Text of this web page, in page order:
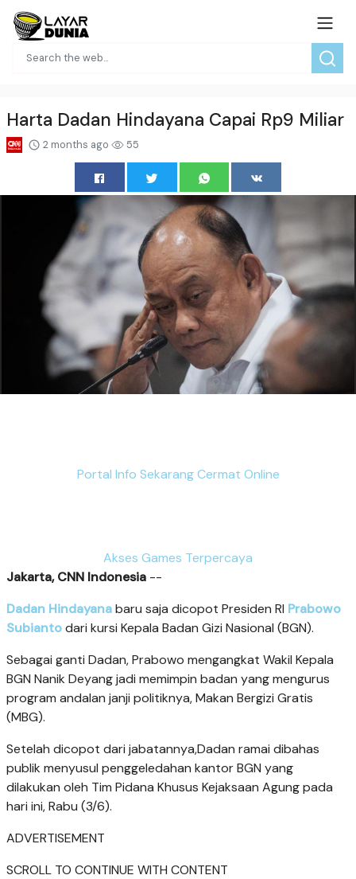
Harta Dadan Hindayana Capai Rp9 Miliar
2 months ago 55
Portal Info Sekarang Cermat Online
Akses Games Terpercaya
Jakarta, CNN Indonesia --
Dadan Hindayanabaru saja dicopot Presiden RI Prabowo
Subiantodari kursi Kepala Badan Gizi Nasional (BGN).
Sebagai ganti Dadan, Prabowo mengangkat Wakil Kepala
BGN Nanik Deyang jadi memimpin badan yang mengurus
program andalan janji politiknya, Makan Bergizi Gratis
(MBG).
Setelah dicopot dari jabatannya,Dadan ramai dibahas
publik menyusul penggeledahan kantor BGN yang
dilakukan oleh Tim Pidana Khusus Kejaksaan Agung pada
hari ini, Rabu (3/6).
ADVERTISEMENT
SCROLL TO CONTINUE WITH CONTENT